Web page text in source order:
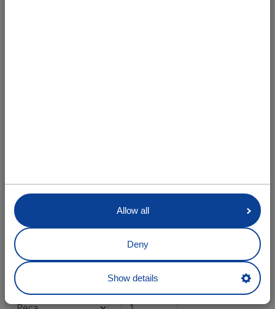
Allow all
Deny
Show details
Tira de chumaceira de plástico 7/112 altura
35mm. (laranja)
Número do artigo:4103009
Unidade
Quantia